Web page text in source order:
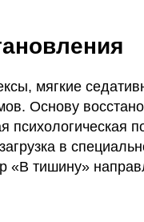
мягкие
Основу
психологическая
в
«В тишину»